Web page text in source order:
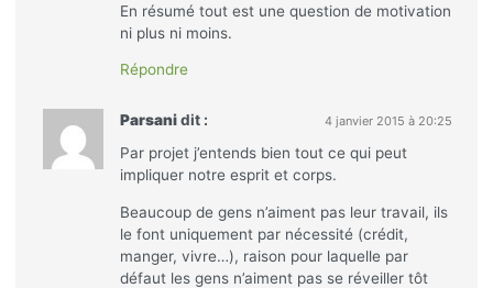
En résumé tout est une question de motivation
ni plus ni moins.
Répondre
Parsani dit : 4 janvier 2015 à 20:25
Par projet j’entends bien tout ce qui peut
impliquer notre esprit et corps.
Beaucoup de gens n’aiment pas leur travail, ils
le font uniquement par nécessité (crédit,
manger, vivre…), raison pour laquelle par
défaut les gens n’aiment pas se réveiller tôt